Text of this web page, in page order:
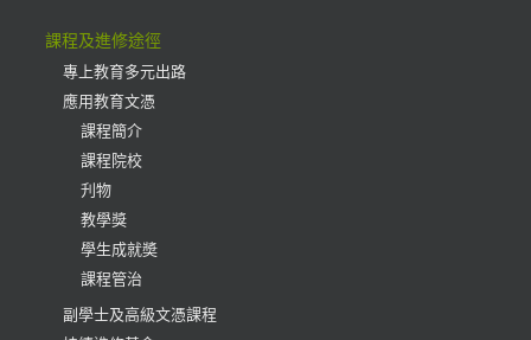
課程及進修途徑
專上教育多元出路
應用教育文憑
課程簡介
課程院校
刋物
教學獎
學生成就奬
課程管治
副學士及高級文憑課程